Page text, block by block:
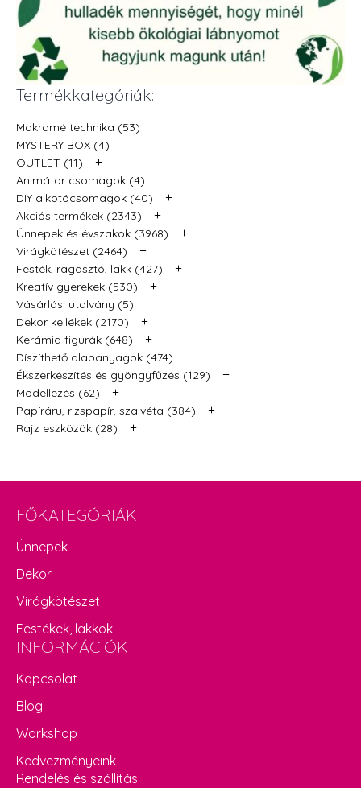
Termékkategóriák:
Makramé technika (53)
MYSTERY BOX (4)
OUTLET (11)
+
Animátor csomagok (4)
DIY alkotócsomagok (40)
+
Akciós termékek (2343) +
Ünnepek és évszakok (3968) +
Virágkötészet (2464) +
Festék, ragasztó, lakk (427) +
Kreatív gyerekek (530) +
Vásárlási utalvány (5)
Dekor kellékek (2170)
+
Kerámia figurák (648) +
Díszíthető alapanyagok (474) +
Ékszerkészítés és gyöngyfűzés (129) +
Modellezés (62) +
Papíráru, rizspapír, szalvéta (384) +
Rajz eszközök (28) +
FŐKATEGÓRIÁK
Ünnepek
Dekor
Virágkötészet
Festékek, lakkok
INFORMÁCIÓK
Kapcsolat
Blog
Workshop
Kedvezményeink
Rendelés és szállítás